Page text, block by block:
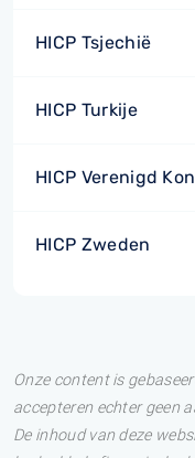
HICP Tsjechië
HICP Turkije
HICP Verenigd
HICP Zweden
Onze content is
accepteren echter geen
De inhoud van deze